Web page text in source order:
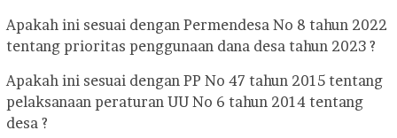
Apakah ini sesuai dengan Permendesa No 8 tahun 2022
tentang prioritas penggunaan dana desa tahun 2023 ?
Apakah ini sesuai dengan PP No 47 tahun 2015 tentang
pelaksanaan peraturan UU No 6 tahun 2014 tentang
desa ?